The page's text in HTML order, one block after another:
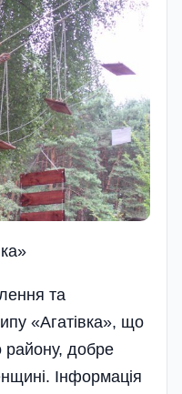
та
«Агатівка», що
району, добре
Інформація